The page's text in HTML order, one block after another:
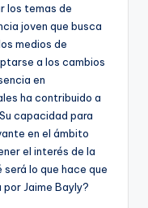
los temas de
joven que busca
medios de
a los cambios
en
ha contribuido a
capacidad para
en el ámbito
el interés de la
lo que hace que
Jaime Bayly?